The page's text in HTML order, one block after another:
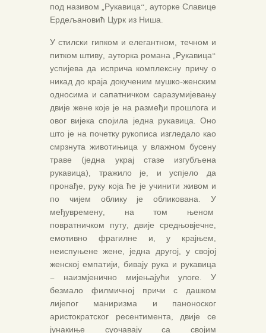
под називом „Рукавица“, ауторке Славице
Ердељановић Цурк из Ниша.
У стилски гипком и елегантном, течном и
питком штиву, ауторка романа „Рукавица“
успијева да исприча комплексну причу о
никад до краја докученим мушко-женским
односима и сапатничком саразумијевању
двије жене које је на размеђи прошлога и
овог вијека спојила једна рукавица. Оно
што је на почетку рукописа изгледало као
смрзнута животињица у влажном бусену
траве (једна украј стазе изгубљена
рукавица), тражило је, и успјело да
пронађе, руку која ће је учинити живом и
по чијем облику је обликована. У
међувремену, на том њеном
повратничком путу, двије средњовјечне,
емотивно фрагилне и, у крајњем,
неиспуњене жене, једна другој, у својој
женској емпатији, бивају рука и рукавица
– наизмјенично мијењајући улоге. У
безмало филмичној причи с дашком
лијепог маниризма и паноноског
аристократског ресентимента, двије се
јунакиње суочавају са својим